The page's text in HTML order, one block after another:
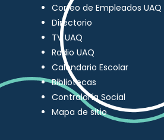
Correo de Empleados UAQ
Directorio
TV UAQ
Radio UAQ
Calendario Escolar
Bibliotecas
Contraloría Social
Mapa de sitio